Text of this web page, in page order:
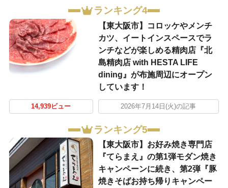
ランキング4
【東大阪市】コロッケやメンチ
カツ、イートインスペースでラ
ンチなどが楽しめる精肉店『北
島精肉店 with HESTA LIFE
dining』が布施周辺にオープン
しています！
14,939ビュー 2026年7月14日(火)の記事
ランキング5
【東大阪市】お好み焼き専門店
『てらまえ』の第1弾モダン焼き
キャンペーンに続き、第2弾『豚
焼きそばお持ち帰りキャンペー